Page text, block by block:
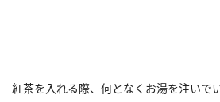
紅茶を入れる際、何となくお湯を注いで